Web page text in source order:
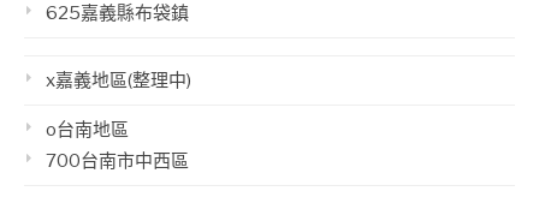
625嘉義縣布袋鎮
x嘉義地區(整理中)
o台南地區
700台南市中西區